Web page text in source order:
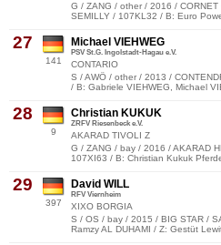
G / ZANG / other / 2016 /
SEMILLY / 107KL32 / B: Euro
27
141
Michael VIEHWEG
PSV St.G. Ingolstadt-Hagau e.V.
CONTARIO
S / AWÖ / other / 2013 /
/ B: Gabriele VIEHWEG, Michael
28
9
Christian KUKUK
ZRFV Riesenbeck e.V.
AKARAD TIVOLI Z
G / ZANG / bay / 2016 / AKARAD
107XI63 / B: Christian Kukuk
29
397
David WILL
RFV Viernheim
XIXO BORGIA
S / OS / bay / 2015 / BIG STAR /
Ramzy AL DUHAMI / Z: Gestüt